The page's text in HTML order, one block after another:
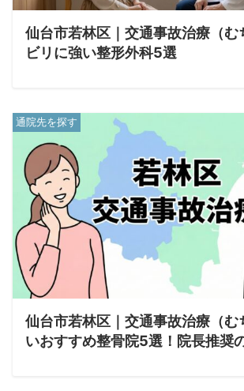
仙台市若林区｜交通事故治療（む
ビリに強い整形外科5選
通院先を探す
仙台市若林区｜交通事故治療（む
いおすすめ整骨院5選！院長推奨